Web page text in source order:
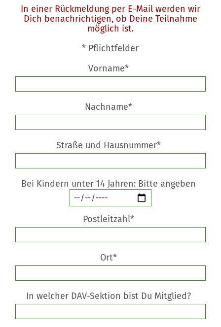
In einer Rückmeldung per E-Mail werden wir
Dich benachrichtigen, ob Deine Teilnahme
möglich ist.
* Pflichtfelder
Vorname*
Nachname*
Straße und Hausnummer*
Bei Kindern unter 14 Jahren: Bitte angeben
Postleitzahl*
Ort*
In welcher DAV-Sektion bist Du Mitglied?